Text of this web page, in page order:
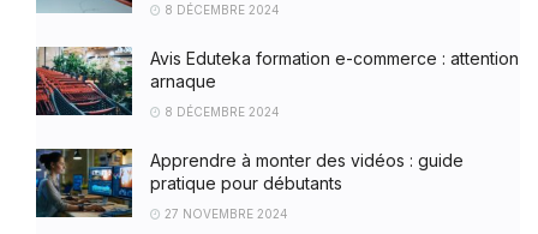
8 DÉCEMBRE 2024
Avis Eduteka formation e-commerce : attention
arnaque
8 DÉCEMBRE 2024
Apprendre à monter des vidéos : guide
pratique pour débutants
27 NOVEMBRE 2024